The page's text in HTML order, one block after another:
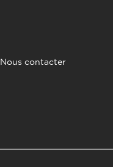
Nous contacter